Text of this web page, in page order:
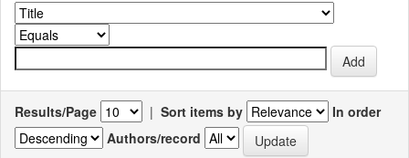
Results/Page | Sort items by
In order
Authors/record